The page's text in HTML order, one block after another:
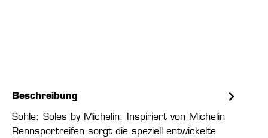
Beschreibung
Sohle: Soles by Michelin: Inspiriert von Michelin
Rennsportreifen sorgt die speziell entwickelte